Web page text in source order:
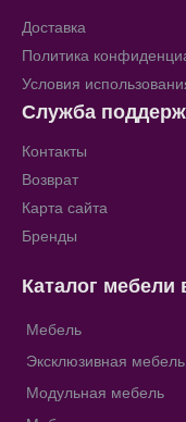
Доставка
Политика
Условия
Служба
Контакты
Возврат
Карта сайта
Бренды
Каталог мебели
Мебель
Эксклюзивная мебель
Модульная мебель